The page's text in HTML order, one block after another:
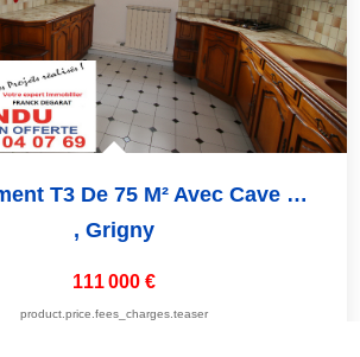
Appartement T3 De 75 M² Avec Cave Et Parking
,Grigny
111 000 €
product.price.fees_charges.teaser